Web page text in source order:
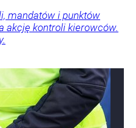
mandatów i punktów
akcję kontroli kierowców.